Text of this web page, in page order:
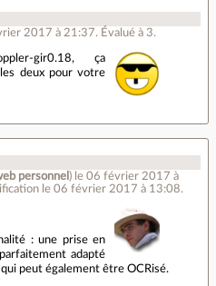
2017 à 21:37. Évalué à 3.
gir0.18, ça
deux pour votre
personnel ) le 06 février 2017 à
le 06 février 2017 à 13:08.
: une prise en
adapté
peut également être OCRisé.